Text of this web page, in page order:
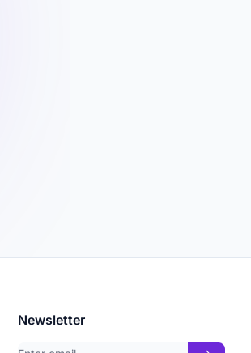
Newsletter